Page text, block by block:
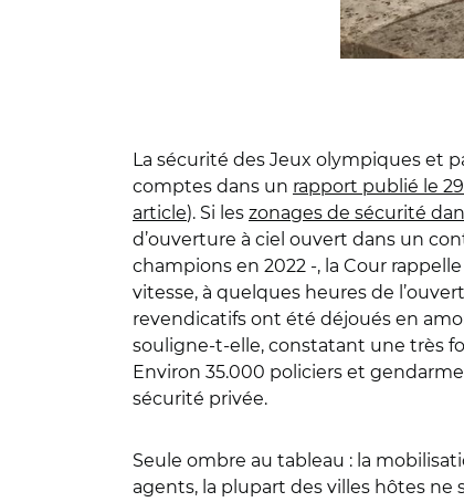
La sécurité des Jeux olympiques et
comptes dans un rapport publié le
article). Si les zonages de sécurité
d’ouverture à ciel ouvert dans un
champions en 2022 -, la Cour
vitesse, à quelques heures de
revendicatifs ont été déjoués en
souligne-t-elle, constatant une très
Environ 35.000 policiers et
sécurité privée.
Seule ombre au tableau : la
agents, la plupart des villes hôtes ne